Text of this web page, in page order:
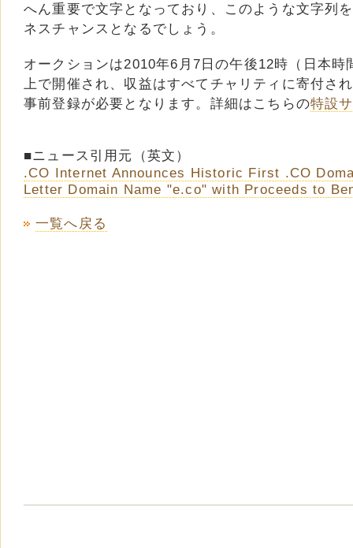
へん重要で文字となっており、このような文字列
ネスチャンスとなるでしょう。
オークションは2010年6月7日の午後12時（日本
上で開催され、収益はすべてチャリティに寄付さ
事前登録が必要となります。詳細はこちらの特設
■ニュース引用元（英文）
.CO Internet Announces Historic First .CO
Letter Domain Name "e.co" with Proceeds to
一覧へ戻る